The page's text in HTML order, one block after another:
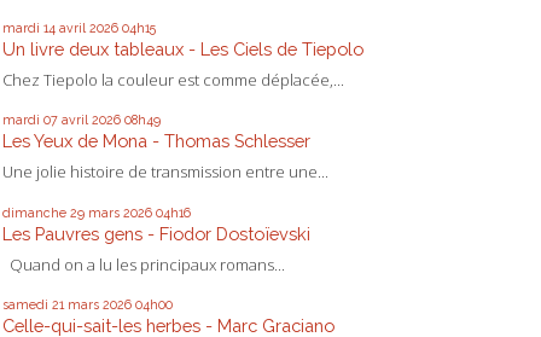
mardi 14 avril 2026 04h15
Un livre deux tableaux - Les Ciels de Tiepolo
Chez Tiepolo la couleur est comme déplacée,...
mardi 07 avril 2026 08h49
Les Yeux de Mona - Thomas Schlesser
Une jolie histoire de transmission entre une...
dimanche 29 mars 2026 04h16
Les Pauvres gens - Fiodor Dostoïevski
Quand on a lu les principaux romans...
samedi 21 mars 2026 04h00
Celle-qui-sait-les herbes - Marc Graciano